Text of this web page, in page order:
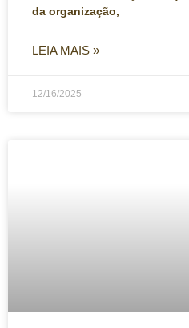
da organização,
LEIA MAIS »
12/16/2025